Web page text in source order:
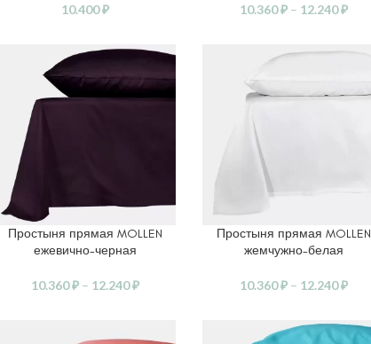
10.400₽ 10.360₽ – 12.240₽
ВЫБЕРИТЕ ПАРАМЕТРЫ
Простыня прямая MOLLEN
ежевично-черная
10.360₽ – 12.240₽
ВЫБЕРИТЕ ПАРАМЕТРЫ
Простыня прямая MOLLEN
жемчужно-белая
10.360₽ – 12.240₽